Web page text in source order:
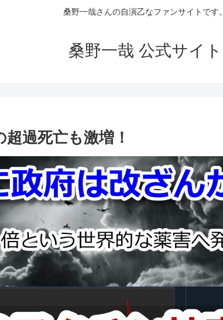
桑野一哉さんの自演乙なファンサイトです。
桑野一哉 公式サイト
過死亡も激増！